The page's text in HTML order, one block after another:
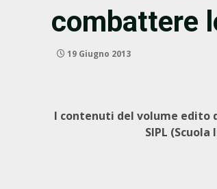
combattere
19 Giugno 2013
I contenuti del volume edito
SIPL